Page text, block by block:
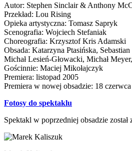
Autor: Stephen Sinclair & Anthony
Przekład: Lou Rising
Opieka artystyczna: Tomasz Sapryk
Scenografia: Wojciech Stefaniak
Choreografia: Krzysztof Kris Adamski
Obsada: Katarzyna Ptasińska,
Michał Lesień-Głowacki, Michał
Gościnnie: Maciej Mikołajczyk
Premiera: listopad 2005
Premiera w nowej obsadzie: 18 czerwca
Fotosy do spektaklu
Spektakl w poprzedniej obsadzie został